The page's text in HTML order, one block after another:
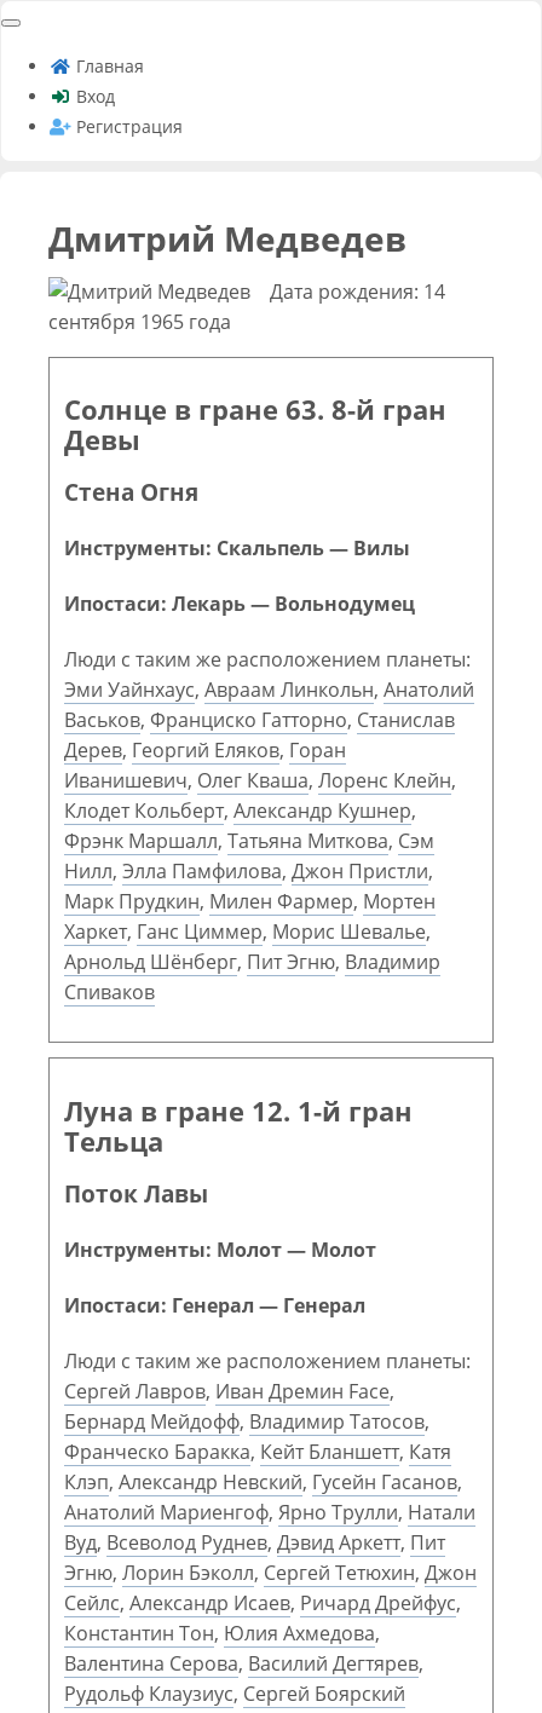
Главная
Вход
Регистрация
Дмитрий Медведев
Дата рождения: 14
сентября 1965 года
Солнце в гране 63. 8-й гран
Девы
Стена Огня
Инструменты: Скальпель — Вилы
Ипостаси: Лекарь — Вольнодумец
Люди с таким же расположением планеты:
Эми Уайнхаус, Авраам Линкольн, Анатолий
Васьков, Франциско Гатторно, Станислав
Дерев, Георгий Еляков, Горан
Иванишевич, Олег Кваша, Лоренс Клейн,
Клодет Кольберт, Александр Кушнер,
Фрэнк Маршалл, Татьяна Миткова, Сэм
Нилл, Элла Памфилова, Джон Пристли,
Марк Прудкин, Милен Фармер, Мортен
Харкет, Ганс Циммер, Морис Шевалье,
Арнольд Шёнберг, Пит Эгню, Владимир
Спиваков
Луна в гране 12. 1-й гран
Тельца
Поток Лавы
Инструменты: Молот — Молот
Ипостаси: Генерал — Генерал
Люди с таким же расположением планеты:
Сергей Лавров, Иван Дремин Face,
Бернард Мейдофф, Владимир Татосов,
Франческо Баракка, Кейт Бланшетт, Катя
Клэп, Александр Невский, Гусейн Гасанов,
Анатолий Мариенгоф, Ярно Трулли, Натали
Вуд, Всеволод Руднев, Дэвид Аркетт, Пит
Эгню, Лорин Бэколл, Сергей Тетюхин, Джон
Сейлс, Александр Исаев, Ричард Дрейфус,
Константин Тон, Юлия Ахмедова,
Валентина Серова, Василий Дегтярев,
Рудольф Клаузиус, Сергей Боярский